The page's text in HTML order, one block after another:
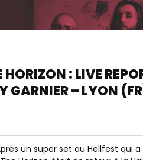
HORIZON : LIVE
GARNIER – LYON
un super set au Hellfest qui